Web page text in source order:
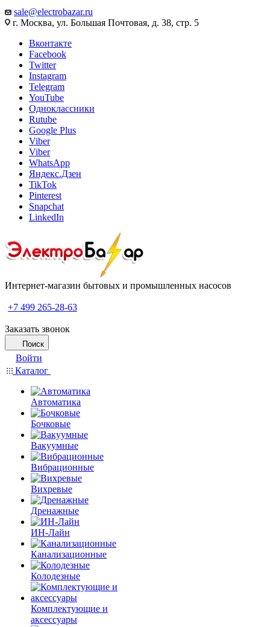
sale@electrobazar.ru
г. Москва, ул. Большая Почтовая, д. 38, стр. 5
Вконтакте
Facebook
Twitter
Instagram
Telegram
YouTube
Одноклассники
Rutube
Google Plus
Viber
Viber
WhatsApp
Яндекс.Дзен
TikTok
Pinterest
Snapchat
LinkedIn
Интернет-магазин бытовых и промышленных насосов
+7 499 265-28-63
Заказать звонок
Поиск
Войти
Каталог
Автоматика
Бочковые
Вакуумные
Вибрационные
Вихревые
Дренажные
ИН-Лайн
Канализационные
Колодезные
Комплектующие и
аксессуары